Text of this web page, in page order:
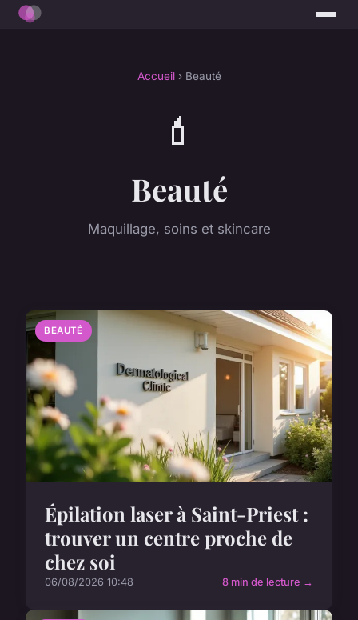
Accueil› Beauté
💄
Beauté
Maquillage, soins et skincare
BEAUTÉ
Épilation laser à Saint-Priest :
trouver un centre proche de
chez soi
06/08/2026 10:48 8 min de lecture →